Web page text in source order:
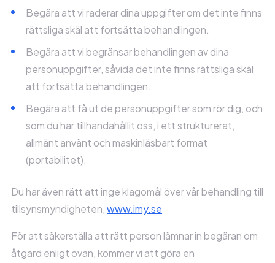
Begära att vi raderar dina uppgifter om det inte finns
rättsliga skäl att fortsätta behandlingen.
Begära att vi begränsar behandlingen av dina
personuppgifter, såvida det inte finns rättsliga skäl
att fortsätta behandlingen.
Begära att få ut de personuppgifter som rör dig, och
som du har tillhandahållit oss, i ett strukturerat,
allmänt använt och maskinläsbart format
(portabilitet).
Du har även rätt att inge klagomål över vår behandling till
tillsynsmyndigheten, www.imy.se
För att säkerställa att rätt person lämnar in begäran om
åtgärd enligt ovan, kommer vi att göra en